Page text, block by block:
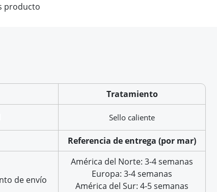
producto
Tratamiento
Sello caliente
Referencia de entrega (por mar)
de envío
América del Norte: 3-4 semanas
Europa: 3-4 semanas
América del Sur: 4-5 semanas